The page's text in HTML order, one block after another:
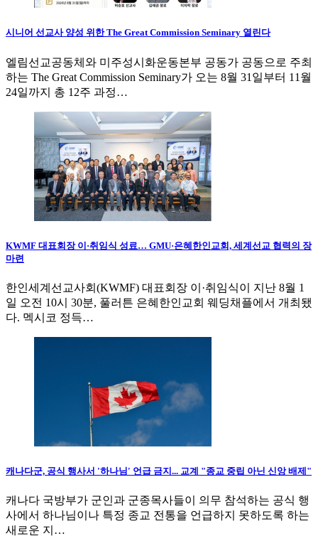
시니어 선교사 양성 위한 The Great Commission Seminary 열린다
엘림선교공동체와 미주성시화운동본부 공동가 공동으로 주최
하는 The Great Commission Seminary가 오는 8월 31일부터 11월
24일까지 총 12주 과정…
KWMF 대표회장 이·취임식 성료… GMU·은혜한인교회, 세계선교 협력의 장
마련
한인세계선교사회(KWMF) 대표회장 이·취임식이 지난 8월 1
일 오전 10시 30분, 풀러튼 은혜한인교회 웨딩채플에서 개최됐
다. 멕시코 정득…
캐나다군, 공식 행사서 '하나님' 언급 금지... 교계 "종교 중립 아닌 신앙 배제"
캐나다 국방부가 군인과 군종목사들이 의무 참석하는 공식 행
사에서 하나님이나 특정 종교 전통을 언급하지 못하도록 하는
새로운 지…